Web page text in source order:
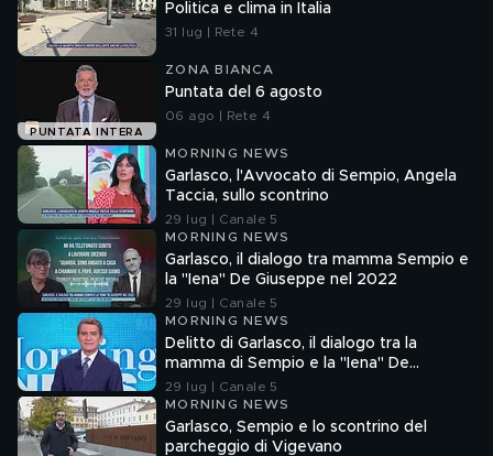
Politica e clima in Italia
31 lug | Rete 4
PUNTATA INTERA
ZONA BIANCA
Puntata del 6 agosto
06 ago | Rete 4
MORNING NEWS
Garlasco, l'Avvocato di Sempio, Angela
Taccia, sullo scontrino
29 lug | Canale 5
MORNING NEWS
Garlasco, il dialogo tra mamma Sempio e
la "Iena" De Giuseppe nel 2022
29 lug | Canale 5
MORNING NEWS
Delitto di Garlasco, il dialogo tra la
mamma di Sempio e la "Iena" De
Giuseppe nel 2022
29 lug | Canale 5
MORNING NEWS
Garlasco, Sempio e lo scontrino del
parcheggio di Vigevano